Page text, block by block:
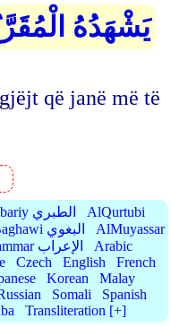
يَشْهَدُهُ
që janë më të
AtTabariy الطبري
AlQurtubi
AlBaghawi البغوي
AlMuyassar
Grammar الإعراب
Arabic
Czech English
French
Korean
Malay
Somali
Spanish
Transliteration [+]